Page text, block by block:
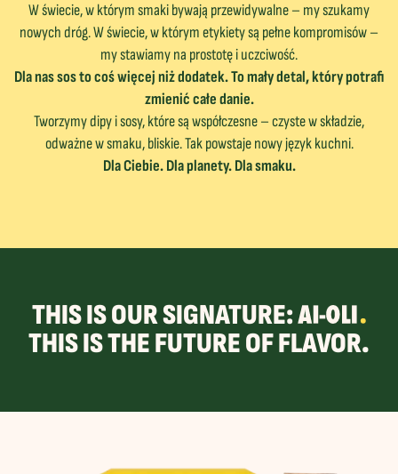
W świecie, w którym smaki bywają przewidywalne – my szukamy
nowych dróg. W świecie, w którym etykiety są pełne kompromisów –
my stawiamy na prostotę i uczciwość.
Dla nas sos to coś więcej niż dodatek. To mały detal, który potrafi
zmienić całe danie.
Tworzymy dipy i sosy, które są współczesne – czyste w składzie,
odważne w smaku, bliskie. Tak powstaje nowy język kuchni.
Dla Ciebie. Dla planety. Dla smaku.
THIS IS OUR SIGNATURE:AI-OLI
THIS IS THE FUTURE OF FLAVOR.